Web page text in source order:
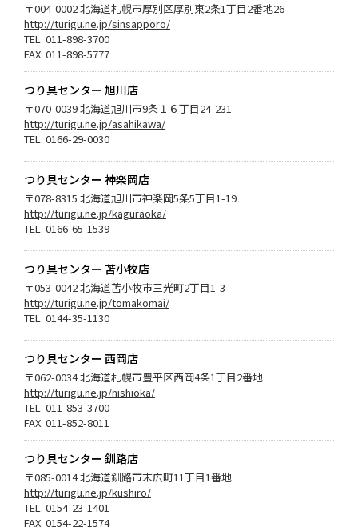
〒004-0002 北海道札幌市厚別区厚別東2条1丁目2番地26
http://turigu.ne.jp/sinsapporo/
TEL. 011-898-3700
FAX. 011-898-5777
つり具センター 旭川店
〒070-0039 北海道旭川市9条１６丁目24-231
http://turigu.ne.jp/asahikawa/
TEL. 0166-29-0030
つり具センター 神楽岡店
〒078-8315 北海道旭川市神楽岡5条5丁目1-19
http://turigu.ne.jp/kaguraoka/
TEL. 0166-65-1539
つり具センター 苫小牧店
〒053-0042 北海道苫小牧市三光町2丁目1-3
http://turigu.ne.jp/tomakomai/
TEL. 0144-35-1130
つり具センター 西岡店
〒062-0034 北海道札幌市豊平区西岡4条1丁目2番地
http://turigu.ne.jp/nishioka/
TEL. 011-853-3700
FAX. 011-852-8011
つり具センター 釧路店
〒085-0014 北海道釧路市末広町11丁目1番地
http://turigu.ne.jp/kushiro/
TEL. 0154-23-1401
FAX. 0154-22-1574